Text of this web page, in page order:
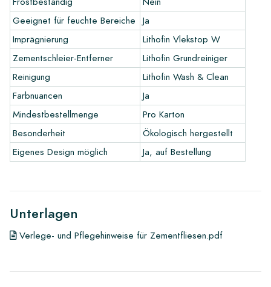
Möchten Sie eine Fliese gestalten, die perfekt zu den
anderen Farben in Ihrem Interieur passt? Besuchen Sie unser
Designprogramm über diesen Link und lassen Sie Ihrer
Kreativität freien Lauf.
Garantie
Wir gewähren eine Herstellergarantie von 1 Jahr ab Lieferung.
Die Garantie deckt ausschließlich Herstellungsfehler ab.
Reklamationen für bereits verlegte Fliesen sind
ausgeschlossen. Unberührt bleiben die gesetzlichen
Links
• Gestalten Sie Ihr eigenes Fliesendesign-Programm
• Sehen Sie sich unsere Broschüren an
Geeignet für feuchte Bereiche
Ja
Imprägnierung
Lithofin Vlekstop W
Zementschleier-Entferner
Lithofin Grundreiniger
Reinigung
Lithofin Wash & Clean
Farbnuancen
Ja
Mindestbestellmenge
Pro Karton
Besonderheit
Ökologisch hergestellt
Eigenes Design möglich
Ja, auf Bestellung
Unterlagen
Verlege- und Pflegehinweise für Zementfliesen.pdf